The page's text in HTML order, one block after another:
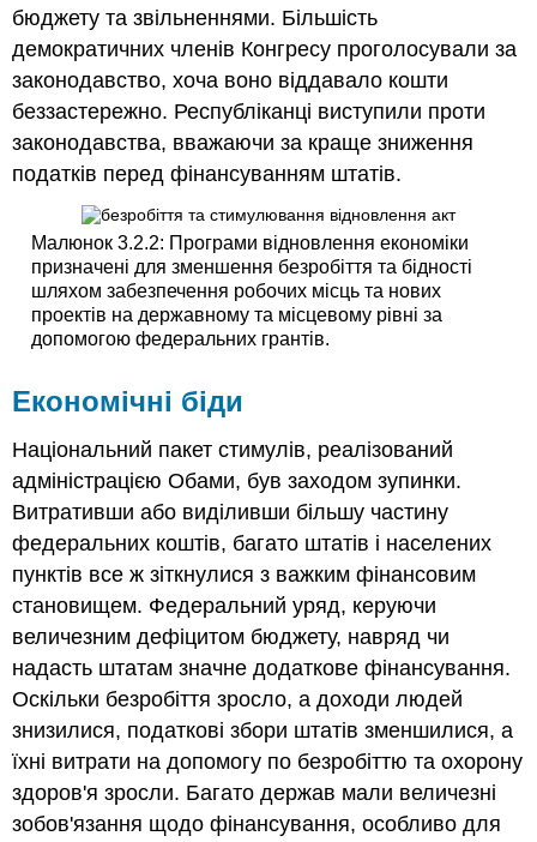
бюджету та звільненнями. Більшість
демократичних членів Конгресу проголосували за
законодавство, хоча воно віддавало кошти
беззастережно. Республіканці виступили проти
законодавства, вважаючи за краще зниження
податків перед фінансуванням штатів.
Малюнок 3.2.2: Програми відновлення економіки
призначені для зменшення безробіття та бідності
шляхом забезпечення робочих місць та нових
проектів на державному та місцевому рівні за
допомогою федеральних грантів.
Економічні біди
Національний пакет стимулів, реалізований
адміністрацією Обами, був заходом зупинки.
Витративши або виділивши більшу частину
федеральних коштів, багато штатів і населених
пунктів все ж зіткнулися з важким фінансовим
становищем. Федеральний уряд, керуючи
величезним дефіцитом бюджету, навряд чи
надасть штатам значне додаткове фінансування.
Оскільки безробіття зросло, а доходи людей
знизилися, податкові збори штатів зменшилися, а
їхні витрати на допомогу по безробіттю та охорону
здоров'я зросли. Багато держав мали величезні
зобов'язання щодо фінансування, особливо для